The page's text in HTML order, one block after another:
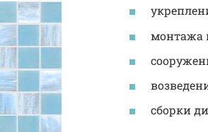
монтажа
сборки